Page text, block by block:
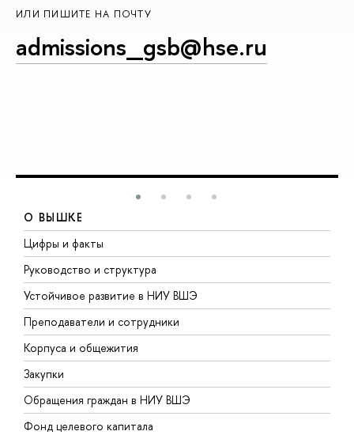
ИЛИ ПИШИТЕ НА ПОЧТУ
admissions_gsb@hse.ru
О ВЫШКЕ
Цифры и факты
Руководство и структура
Устойчивое развитие в НИУ ВШЭ
Преподаватели и сотрудники
Корпуса и общежития
Закупки
Обращения граждан в НИУ ВШЭ
Фонд целевого капитала